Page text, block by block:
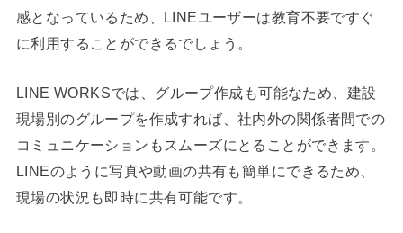
感となっているため、LINEユーザーは教育不要ですぐ
に利用することができるでしょう。
LINE WORKSでは、グループ作成も可能なため、建設
現場別のグループを作成すれば、社内外の関係者間での
コミュニケーションもスムーズにとることができます。
LINEのように写真や動画の共有も簡単にできるため、
現場の状況も即時に共有可能です。